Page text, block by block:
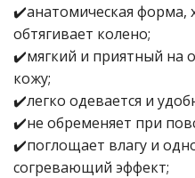
✔️анатомическая форма,
обтягивает колено;
✔️мягкий и приятный на
кожу;
✔️легко одевается и
✔️не обременяет при
✔️поглощает влагу и
согревающий эффект;